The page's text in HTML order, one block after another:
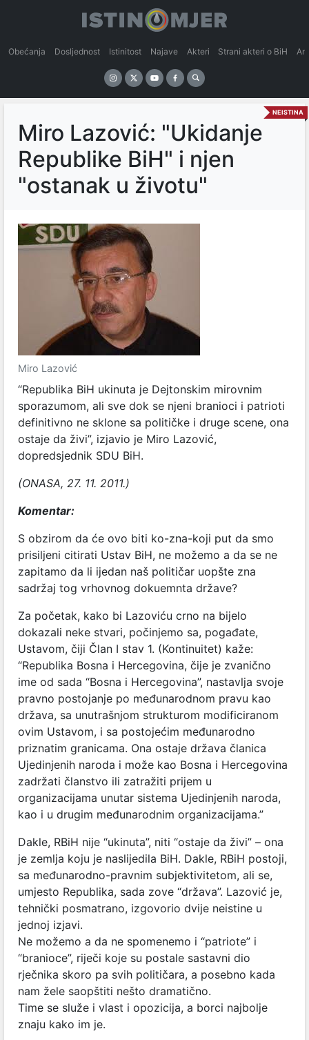
Obećanja Dosljednost Istinitost Najave Akteri Strani akteri o BiH
NEISTINA
Miro Lazović: "Ukidanje
Republike BiH" i njen
"ostanak u životu"
Miro Lazović
“Republika BiH ukinuta je Dejtonskim mirovnim
sporazumom, ali sve dok se njeni branioci i patrioti
definitivno ne sklone sa političke i druge scene, ona
ostaje da živi”, izjavio je Miro Lazović,
dopredsjednik SDU BiH.
(ONASA, 27. 11. 2011.)
Komentar:
S obzirom da će ovo biti ko-zna-koji put da smo
prisiljeni citirati Ustav BiH, ne možemo a da se ne
zapitamo da li ijedan naš političar uopšte zna
sadržaj tog vrhovnog dokuemnta države?
Za početak, kako bi Lazoviću crno na bijelo
dokazali neke stvari, počinjemo sa, pogađate,
Ustavom, čiji Član I stav 1. (Kontinuitet) kaže:
“Republika Bosna i Hercegovina, čije je zvanično
ime od sada “Bosna i Hercegovina”, nastavlja svoje
pravno postojanje po međunarodnom pravu kao
država, sa unutrašnjom strukturom modificiranom
ovim Ustavom, i sa postojećim međunarodno
priznatim granicama. Ona ostaje država članica
Ujedinjenih naroda i može kao Bosna i Hercegovina
zadržati članstvo ili zatražiti prijem u
organizacijama unutar sistema Ujedinjenih naroda,
kao i u drugim međunarodnim organizacijama.”
Dakle, RBiH nije “ukinuta”, niti “ostaje da živi” – ona
je zemlja koju je naslijedila BiH. Dakle, RBiH postoji,
sa međunarodno-pravnim subjektivitetom, ali se,
umjesto Republika, sada zove “država”. Lazović je,
tehnički posmatrano, izgovorio dvije neistine u
jednoj izjavi.
Ne možemo a da ne spomenemo i “patriote” i
“branioce”, riječi koje su postale sastavni dio
rječnika skoro pa svih političara, a posebno kada
nam žele saopštiti nešto dramatično.
Time se služe i vlast i opozicija, a borci najbolje
znaju kako im je.